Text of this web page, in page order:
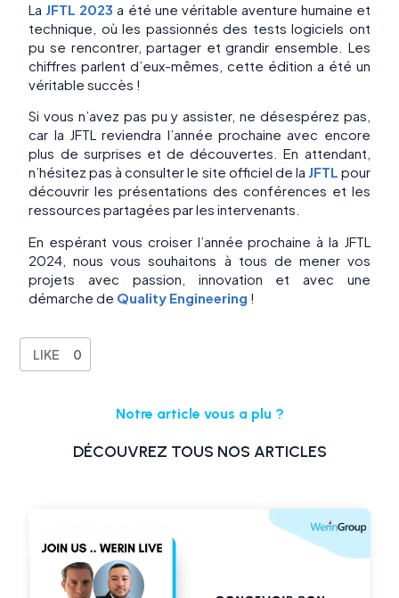
La JFTL 2023 a été une véritable aventure humaine et
technique, où les passionnés des tests logiciels ont
pu se rencontrer, partager et grandir ensemble. Les
chiffres parlent d’eux-mêmes, cette édition a été un
véritable succès !
Si vous n’avez pas pu y assister, ne désespérez pas,
car la JFTL reviendra l’année prochaine avec encore
plus de surprises et de découvertes. En attendant,
n’hésitez pas à consulter le site officiel de la JFTL pour
découvrir les présentations des conférences et les
ressources partagées par les intervenants.
En espérant vous croiser l’année prochaine à la JFTL
2024, nous vous souhaitons à tous de mener vos
projets avec passion, innovation et avec une
démarche de Quality Engineering !
LIKE 0
Notre article vous a plu ?
DÉCOUVREZ TOUS NOS ARTICLES